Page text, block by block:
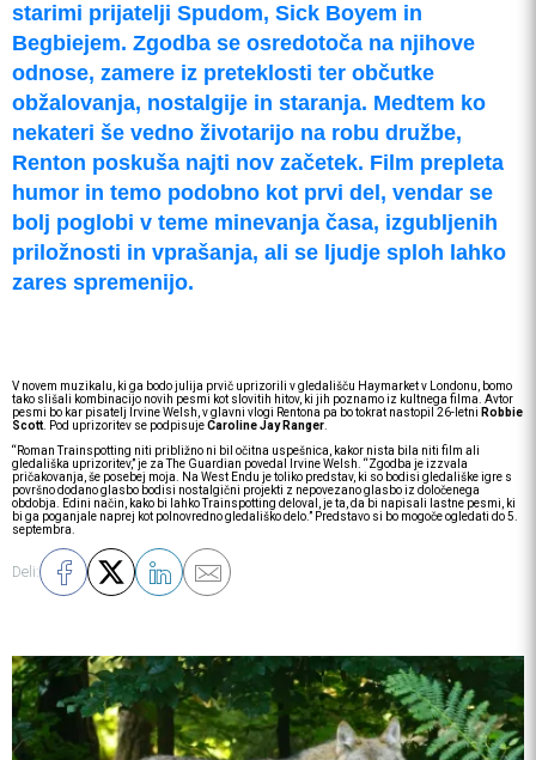
starimi prijatelji Spudom, Sick Boyem in
Begbiejem. Zgodba se osredotoča na njihove
odnose, zamere iz preteklosti ter občutke
obžalovanja, nostalgije in staranja. Medtem ko
nekateri še vedno životarijo na robu družbe,
Renton poskuša najti nov začetek. Film prepleta
humor in temo podobno kot prvi del, vendar se
bolj poglobi v teme minevanja časa, izgubljenih
priložnosti in vprašanja, ali se ljudje sploh lahko
zares spremenijo.
V novem muzikalu, ki ga bodo julija prvič uprizorili v gledališču Haymarket v Londonu, bomo
tako slišali kombinacijo novih pesmi kot slovitih hitov, ki jih poznamo iz kultnega filma. Avtor
pesmi bo kar pisatelj Irvine Welsh, v glavni vlogi Rentona pa bo tokrat nastopil 26-letni Robbie
Scott . Pod uprizoritev se podpisujeCaroline Jay Ranger
“Roman Trainspotting niti približno ni bil očitna uspešnica, kakor nista bila niti film ali
gledališka uprizoritev,” je za The Guardian povedal Irvine Welsh. “Zgodba je izzvala
pričakovanja, še posebej moja. Na West Endu je toliko predstav, ki so bodisi gledališke igre s
površno dodano glasbo bodisi nostalgični projekti z nepovezano glasbo iz določenega
obdobja. Edini način, kako bi lahko Trainspotting deloval, je ta, da bi napisali lastne pesmi, ki
bi ga poganjale naprej kot polnovredno gledališko delo.” Predstavo si bo mogoče ogledati do 5.
septembra.
Deli: